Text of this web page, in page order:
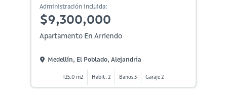
Administración incluida:
$9,300,000
Apartamento En Arriendo
Medellín, El Poblado, Alejandria
125.0 m2 Habit. 2 Baños 3 Garaje 2